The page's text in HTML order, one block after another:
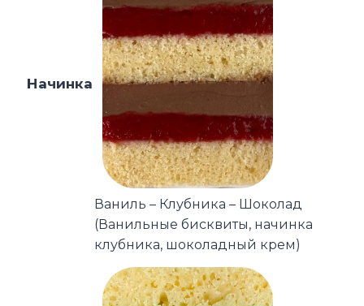
Начинка
Ваниль – Клубника – Шоколад
(Ванильные бисквиты, начинка
клубника, шоколадный крем)